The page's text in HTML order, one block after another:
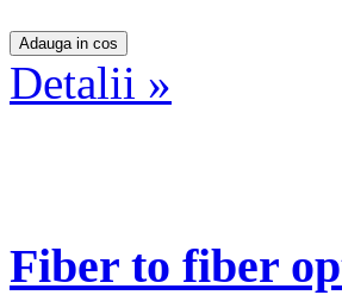
Detalii »
Fiber to fiber